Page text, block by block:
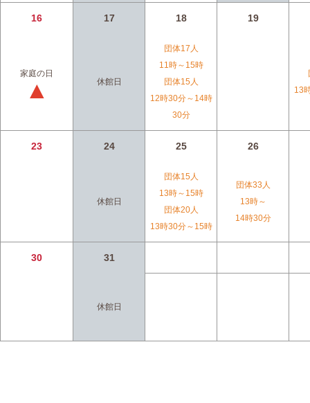
16 17 18 19
家庭の日
▲ 休館日
団体17人
11時～ 15時
団体15人
12時30分～ 14時
30分
13
23 24 25 26
休館日
団体15人
13時～15時
団体20人
13時30分～15時
団体33人
13時～
14時30分
30 31
休館日